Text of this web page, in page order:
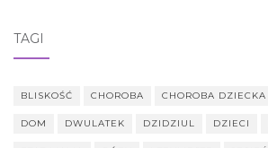
TAGI
BLISKOŚĆ CHOROBA CHOROBA DZIECKA
DOM DWULATEK DZIDZIUL DZIECI